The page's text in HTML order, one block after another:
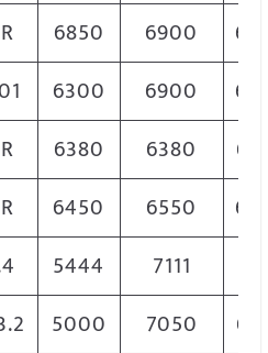
6850 6900
6300 6900
6380 6380
6450 6550
5444 7111
5000 7050